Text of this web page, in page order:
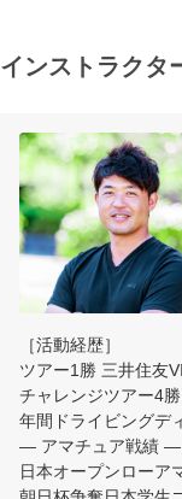
インストラクタ
［活動経歴］
ツアー1勝 三井住友
チャレンジツアー4
年間ドライビングデ
— アマチュア戦績 —
日本オープンローア